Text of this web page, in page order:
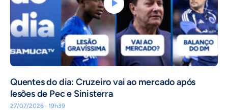
Quentes do dia: Cruzeiro vai ao mercado após
lesões de Pec e Sinisterra
27/07/2026 · 19h39